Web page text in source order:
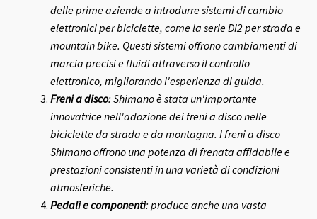
delle prime aziende a introdurre sistemi di cambio
elettronici per biciclette, come la serie Di2 per strada e
mountain bike. Questi sistemi offrono cambiamenti di
marcia precisi e fluidi attraverso il controllo
elettronico, migliorando l'esperienza di guida.
Freni a disco: Shimano è stata un'importante
innovatrice nell'adozione dei freni a disco nelle
biciclette da strada e da montagna. I freni a disco
Shimano offrono una potenza di frenata affidabile e
prestazioni consistenti in una varietà di condizioni
atmosferiche.
Pedali e componenti: produce anche una vasta